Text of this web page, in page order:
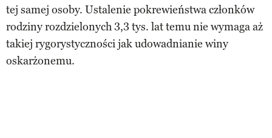
tej samej osoby. Ustalenie pokrewieństwa członków
rodziny rozdzielonych 3,3 tys. lat temu nie wymaga aż
takiej rygorystyczności jak udowadnianie winy
oskarżonemu.